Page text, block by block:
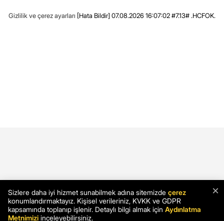
Gizlilik ve çerez ayarları [Hata Bildir] 07.08.2026 16:07:02 #7.13# .HCFOK.
×
Sizlere daha iyi hizmet sunabilmek adına sitemizde çerez
konumlandırmaktayız. Kişisel verileriniz, KVKK ve GDPR
kapsamında toplanıp işlenir. Detaylı bilgi almak için Aydınlatma
Metnimizi inceleyebilirsiniz.